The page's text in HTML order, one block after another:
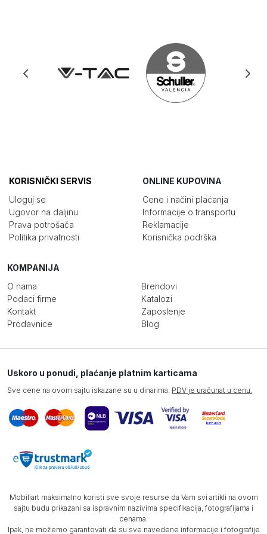
KORISNIČKI SERVIS
Uloguj se
Ugovor na daljinu
Prava potrošača
Politika privatnosti
ONLINE KUPOVINA
Cene i načini plaćanja
Informacije o transportu
Reklamacije
Korisnička podrška
KOMPANIJA
O nama
Podaci firme
Kontakt
Prodavnice
Brendovi
Katalozi
Zaposlenje
Blog
Uskoro u ponudi, plaćanje platnim karticama
Sve cene na ovom sajtu iskazane su u dinarima. PDV je uračunat u cenu.
Mobiliart maksimalno koristi sve svoje resurse da Vam svi artikli na ovom
sajtu budu prikazani sa ispravnim nazivima specifikacija, fotografijama i
cenama.
Ipak, ne možemo garantovati da su sve navedene informacije i fotografije